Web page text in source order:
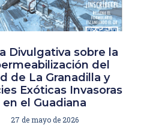
Divulgativa sobre la
del
de La Granadilla y
Exóticas Invasoras
en el Guadiana
27 de mayo de 2026